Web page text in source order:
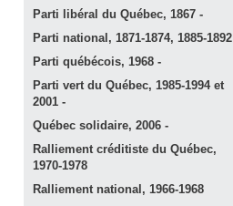
Parti libéral du Québec, 1867 -
Parti national, 1871-1874, 1885-1892
Parti québécois, 1968 -
Parti vert du Québec, 1985-1994 et
2001 -
Québec solidaire, 2006 -
Ralliement créditiste du Québec,
1970-1978
Ralliement national, 1966-1968